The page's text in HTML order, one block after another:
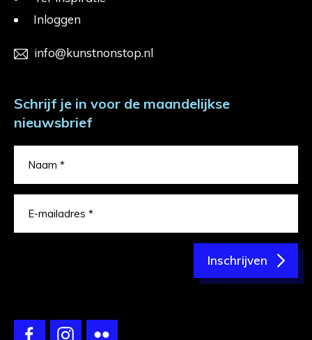
Inloggen
info@kunstnonstop.nl
Schrijf je in voor de maandelijkse
nieuwsbrief
Inschrijven